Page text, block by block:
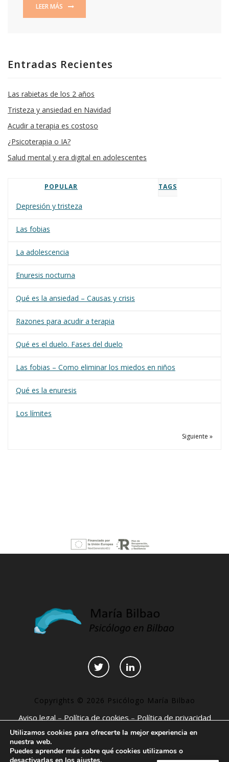
LEER MÁS
Entradas Recientes
Las rabietas de los 2 años
Tristeza y ansiedad en Navidad
Acudir a terapia es costoso
¿Psicoterapia o IA?
Salud mental y era digital en adolescentes
POPULAR TAGS
Depresión y tristeza
Las fobias
La adolescencia
Enuresis nocturna
Qué es la ansiedad – Causas y crisis
Razones para acudir a terapia
Qué es el duelo. Fases del duelo
Las fobias – Como eliminar los miedos en niños
Qué es la enuresis
Los límites
Siguiente »
Copyrights © 2026 Psicólogo María Bilbao
Aviso legal–Política de cookies–Política de privacidad
–Declaración de accesibilidad–Páginas interesantes
Utilizamos cookies para ofrecerte la mejor experiencia en
nuestra web.
Puedes aprender más sobre qué cookies utilizamos o